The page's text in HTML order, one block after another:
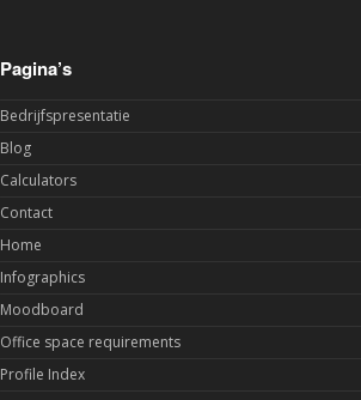
Pagina’s
Bedrijfspresentatie
Blog
Calculators
Contact
Home
Infographics
Moodboard
Office space requirements
Profile Index